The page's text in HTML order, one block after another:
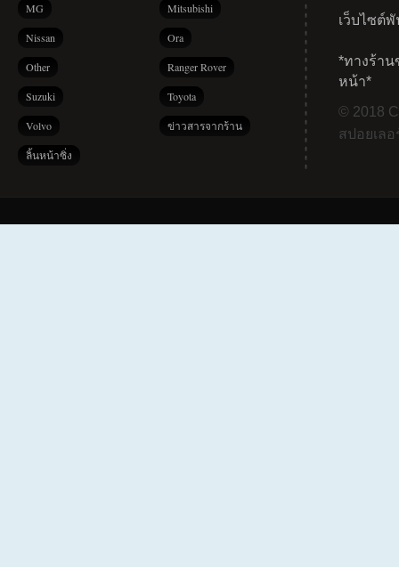
MG Mitsubishi
Nissan Ora
Other Ranger Rover
Suzuki Toyota
Volvo ข่าวสารจากร้าน
ลิ้นหน้าซิ่ง
เว็บไซต์
*ทางร้าน
หน้า*
© 2018
สปอยเล